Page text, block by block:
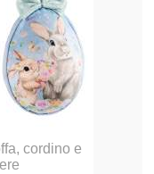
cordino e